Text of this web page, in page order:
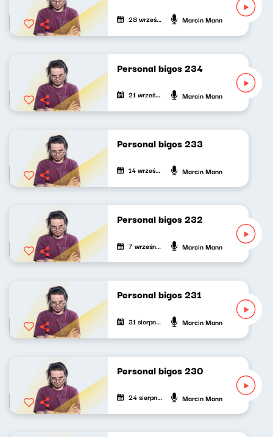
28 września 2025 Marcin Mann
Personal bigos 234
21 września 2025 Marcin Mann
Personal bigos 233
14 września 2025 Marcin Mann
Personal bigos 232
7 września 2025 Marcin Mann
Personal bigos 231
31 sierpnia 2025 Marcin Mann
Personal bigos 230
24 sierpnia 2025 Marcin Mann